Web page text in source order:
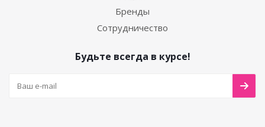
Бренды
Сотрудничество
Будьте всегда в курсе!